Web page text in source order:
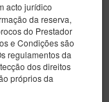
acto jurídico
da reserva,
do Prestador
e Condições são
regulamentos da
dos direitos
próprios da